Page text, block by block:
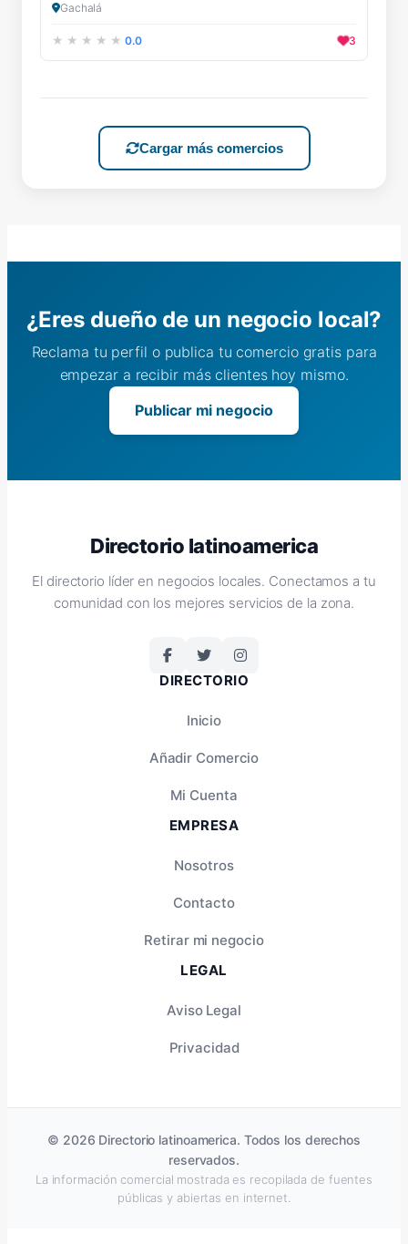
Gachalá
0.0 3
Cargar más comercios
¿Eres dueño de un negocio local?
Reclama tu perfil o publica tu comercio gratis para
empezar a recibir más clientes hoy mismo.
Publicar mi negocio
Directorio latinoamerica
El directorio líder en negocios locales. Conectamos a tu
comunidad con los mejores servicios de la zona.
DIRECTORIO
Inicio
Añadir Comercio
Mi Cuenta
EMPRESA
Nosotros
Contacto
Retirar mi negocio
LEGAL
Aviso Legal
Privacidad
© 2026 Directorio latinoamerica. Todos los derechos
reservados.
La información comercial mostrada es recopilada de fuentes
públicas y abiertas en internet.